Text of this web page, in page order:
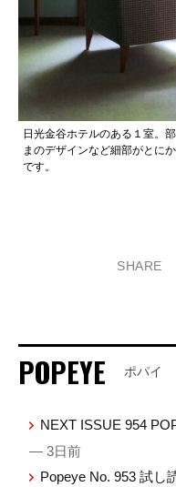
日光金谷ホテルのある１室。
まのデザインなど細部がとに
です。
SHARE
POPEYE ポパイ
NEXT ISSUE 954
— 3日前
Popeye No. 953 試し